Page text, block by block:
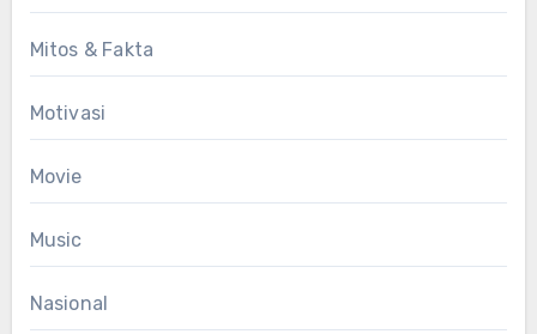
Mitos & Fakta
Motivasi
Movie
Music
Nasional